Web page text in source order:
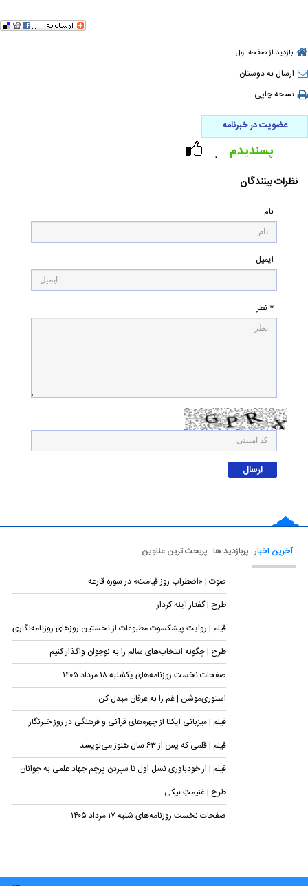
بازدید از صفحه اول
ارسال به دوستان
نسخه چاپی
عضویت در خبرنامه
۰ پسندیدم
نظرات بینندگان
نام
ایمیل
* نظر
آخرین اخبار پربازدید ها پربحث ترین عناوین
صوت | «اضطراب روز قیامت» در سوره قارعه
طرح | گفتار آینه کردار
فیلم | روایت پیشکسوت مطبوعات از نخستین روزهای روزنامه‌نگاری
طرح | چگونه انتخاب‌های سالم را به نوجوان واگذار کنیم
صفحات نخست روزنامه‌های یکشنبه ۱۸ مرداد ۱۴۰۵
استوری‌موشن | غم را به عرفان مبدل کن
فیلم | میزبانی ایکنا از چهره‌های قرآنی و فرهنگی در روز خبرنگار
فیلم | قلمی که پس از ۶۳ سال هنوز می‌نویسد
فیلم | از خودباوری نسل اول تا سپردن پرچم جهاد علمی به جوانان
طرح | غنیمتِ نیکی
صفحات نخست روزنامه‌های شنبه ۱۷ مرداد ۱۴۰۵